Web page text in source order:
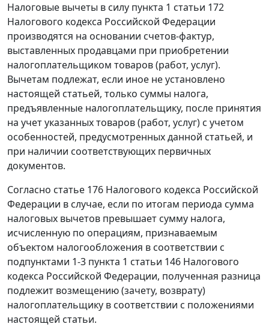
Налоговые вычеты в силу пункта 1 статьи 172
Налогового кодекса Российской Федерации
производятся на основании счетов-фактур,
выставленных продавцами при приобретении
налогоплательщиком товаров (работ, услуг).
Вычетам подлежат, если иное не установлено
настоящей статьей, только суммы налога,
предъявленные налогоплательщику, после принятия
на учет указанных товаров (работ, услуг) с учетом
особенностей, предусмотренных данной статьей, и
при наличии соответствующих первичных
документов.
Согласно статье 176 Налогового кодекса Российской
Федерации в случае, если по итогам периода сумма
налоговых вычетов превышает сумму налога,
исчисленную по операциям, признаваемым
объектом налогообложения в соответствии с
подпунктами 1-3 пункта 1 статьи 146 Налогового
кодекса Российской Федерации, полученная разница
подлежит возмещению (зачету, возврату)
налогоплательщику в соответствии с положениями
настоящей статьи.